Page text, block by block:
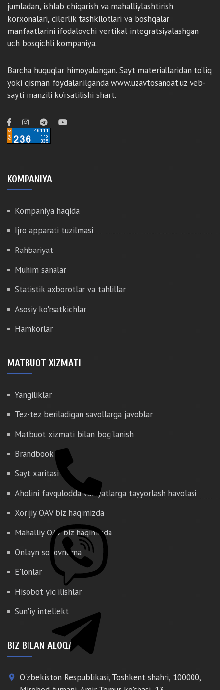
jumladan, ishlab chiqarish va mahalliylashtirish
korxonalari, dilerlik tashkilotlari va boshqalar
manfaatlarini ifodalovchi vertikal integratsiyalashgan
uch bosqichli kompaniya.
Barcha huquqlar himoyalangan. Sayt materiallaridan to‘liq
yoki qisman foydalanilganda www.uzavtosanoat.uz veb-
sayti manzili ko‘rsatilishi shart.
KOMPANIYA
Kompaniya haqida
Ijro apparati tuzilmasi
Rahbariyat
Muhim sanalar
Statistik axborotlar va tahlillar
Asosiy ko'rsatkichlar
Hamkorlar
MATBUOT XIZMATI
Yangiliklar
Tez-tez beriladigan savollarga javoblar
Matbuot xizmati bilan bog'lanish
Brandbook
Sayt xaritasi
Aholini favqulodda vaziyatlarga tayyorlash havolasi
Xorijiy OAV biz haqimizda
Mahalliy OAV biz haqimizda
Onlayn so'rovnoma
E'lonlar
Hisobot yig'ilishlar
Sun'iy intellekt
BIZ BILAN ALOQA
place O'zbekiston Respublikasi, Toshkent shahri, 100000,